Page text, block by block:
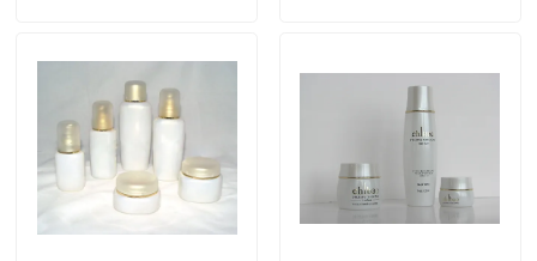
আমাদের সম্বন্ধে
কারখানা পরিদর্শন